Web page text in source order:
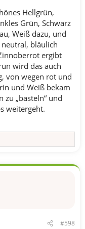
Hellgrün,
Grün, Schwarz
Weiß dazu, und
bläulich
ergibt
wird das auch
von wegen rot und
und Weiß bekam
zu „basteln“ und
weitergeht.
#598